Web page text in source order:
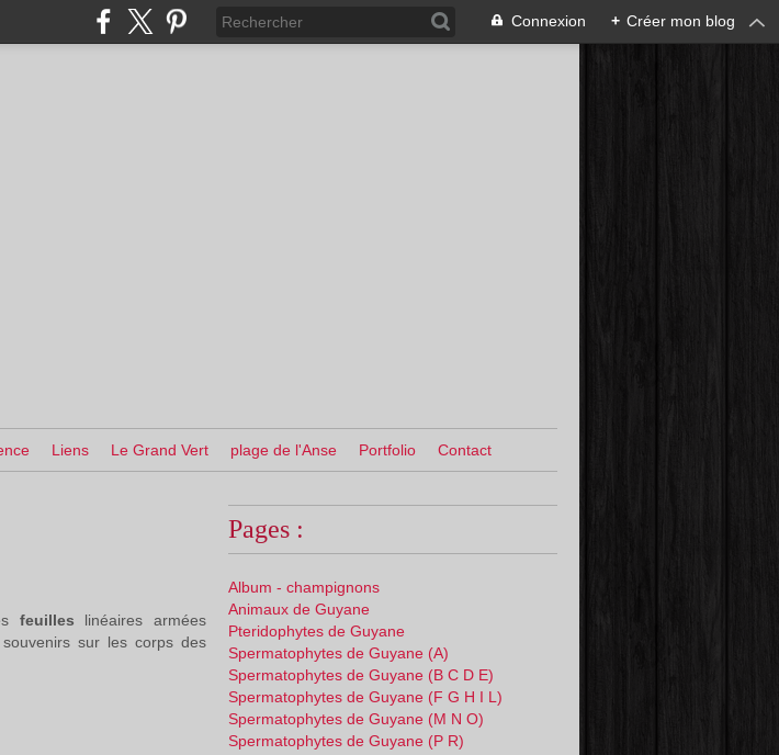
Connexion + Créer mon blog
Liens Le Grand Vert plage de l'Anse Portfolio Contact
feuilles linéaires armées
sur les corps des
Pages :
Album - champignons
Animaux de Guyane
Pteridophytes de Guyane
Spermatophytes de Guyane (A)
Spermatophytes de Guyane (B C D E)
Spermatophytes de Guyane (F G H I L)
Spermatophytes de Guyane (M N O)
Spermatophytes de Guyane (P R)